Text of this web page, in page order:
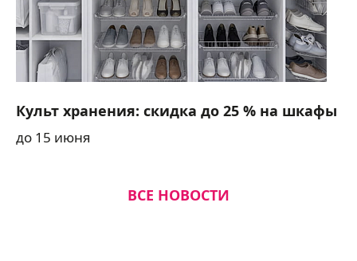
Культ хранения: скидка до 25 % на шкафы
до 15 июня
ВСЕ НОВОСТИ